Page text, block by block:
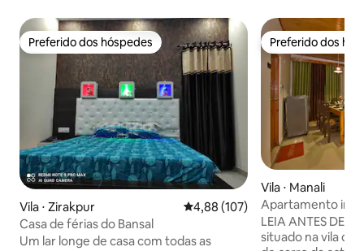
Preferido dos hóspedes
Preferido dos hóspedes
Vila ⋅ Zirakpur 4,88 de uma avaliação média de
4,88 (107)
Casa de férias do Bansal
Um lar longe de casa com todas as
Preferido dos
Preferido dos
Vila ⋅ Manali
Apartamento
quartos | Chef |
LEIA ANTES DE
situado na vila de